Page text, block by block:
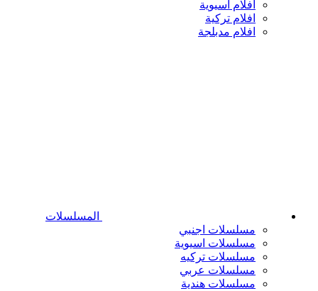
افلام اسيوية
افلام تركية
افلام مدبلجة
المسلسلات
مسلسلات اجنبي
مسلسلات اسيوية
مسلسلات تركيه
مسلسلات عربي
مسلسلات هندية